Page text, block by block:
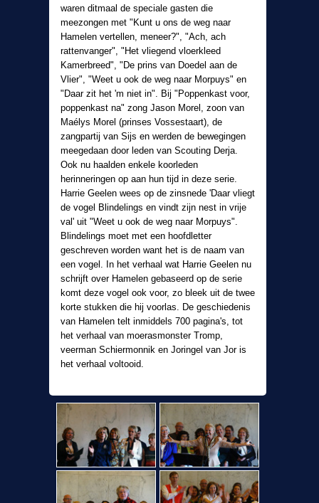
waren ditmaal de speciale gasten die
meezongen met "Kunt u ons de weg naar
Hamelen vertellen, meneer?", "Ach, ach
rattenvanger", "Het vliegend vloerkleed
Kamerbreed", "De prins van Doedel aan de
Vlier", "Weet u ook de weg naar Morpuys" en
"Daar zit het 'm niet in". Bij "Poppenkast voor,
poppenkast na" zong Jason Morel, zoon van
Maélys Morel (prinses Vossestaart), de
zangpartij van Sijs en werden de bewegingen
meegedaan door leden van Scouting Derja.
Ook nu haalden enkele koorleden
herinneringen op aan hun tijd in deze serie.
Harrie Geelen wees op de zinsnede 'Daar vliegt
de vogel Blindelings en vindt zijn nest in vrije
val' uit "Weet u ook de weg naar Morpuys".
Blindelings moet met een hoofdletter
geschreven worden want het is de naam van
een vogel. In het verhaal wat Harrie Geelen nu
schrijft over Hamelen gebaseerd op de serie
komt deze vogel ook voor, zo bleek uit de twee
korte stukken die hij voorlas. De geschiedenis
van Hamelen telt inmiddels 700 pagina's, tot
het verhaal van moerasmonster Tromp,
veerman Schiermonnik en Joringel van Jor is
het verhaal voltooid.